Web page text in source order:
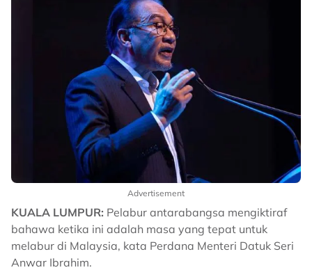
Advertisement
KUALA LUMPUR: Pelabur antarabangsa mengiktiraf
bahawa ketika ini adalah masa yang tepat untuk
melabur di Malaysia, kata Perdana Menteri Datuk Seri
Anwar Ibrahim.